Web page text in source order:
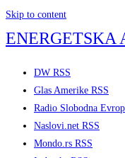
Skip to content
ENERGETSKA
DW RSS
Glas Amerike RSS
Radio Slobodna
Naslovi.net RSS
Mondo.rs RSS